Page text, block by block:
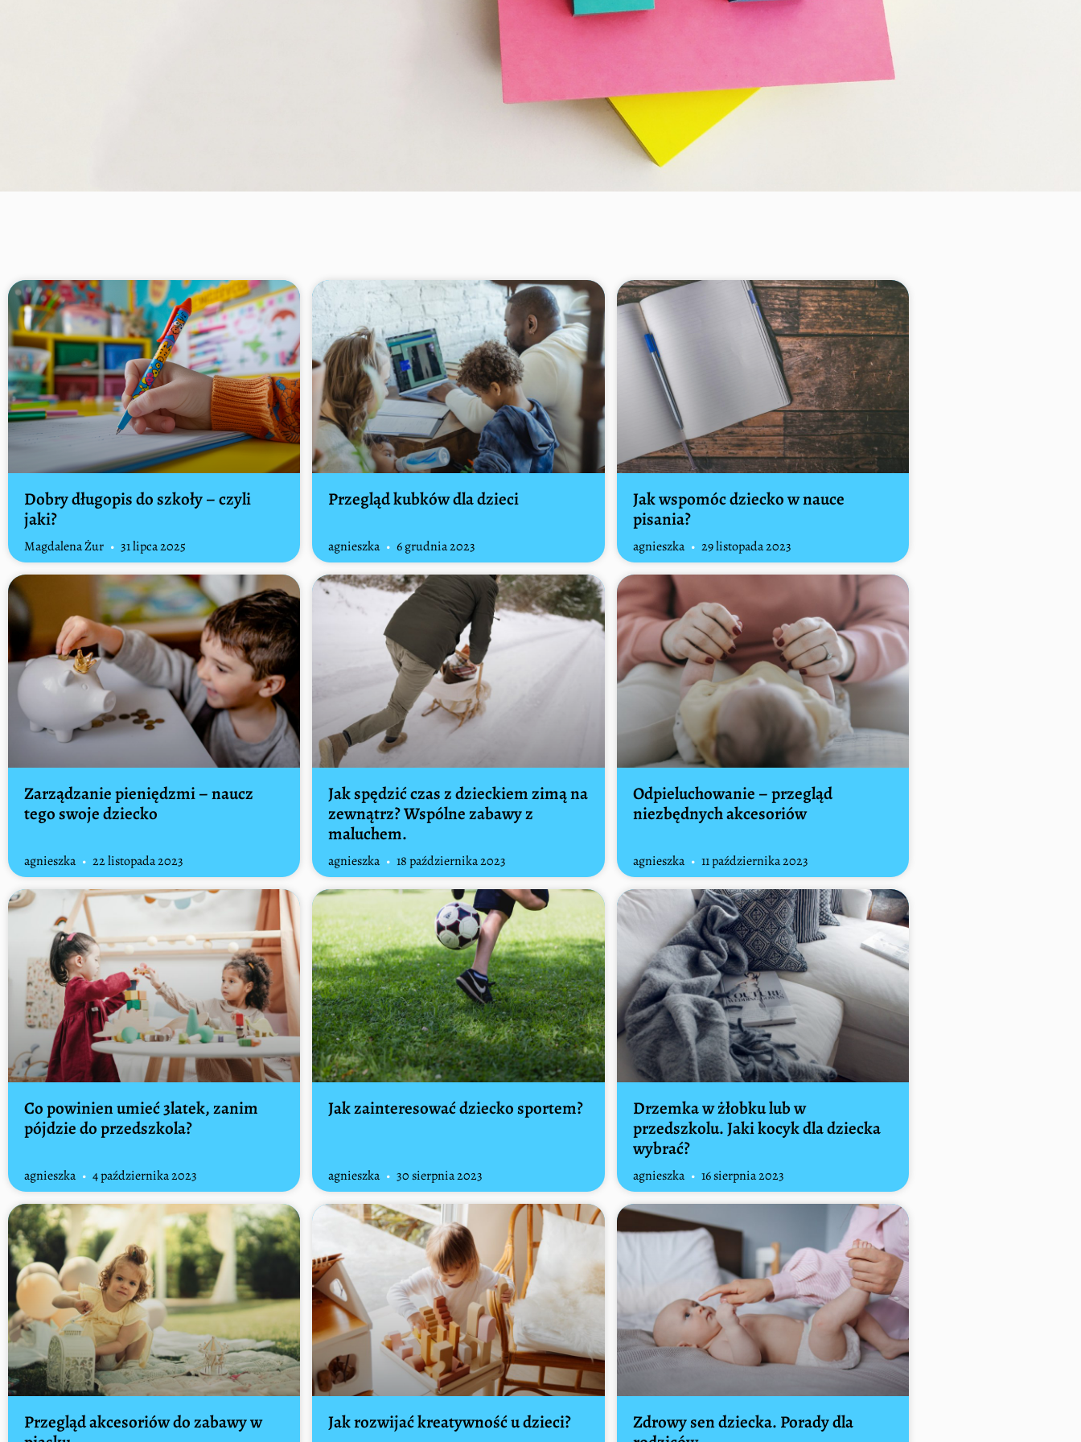
Dobry długopis do szkoły – czyli
jaki?
Magdalena Żur 31 lipca 2025
Przegląd kubków dla dzieci
agnieszka 6 grudnia 2023
Jak wspomóc dziecko w nauce
pisania?
agnieszka 29 listopada 2023
Zarządzanie pieniędzmi – naucz
tego swoje dziecko
agnieszka 22 listopada 2023
Jak spędzić czas z dzieckiem zimą na
zewnątrz? Wspólne zabawy z
maluchem.
agnieszka 18 października 2023
Odpieluchowanie – przegląd
niezbędnych akcesoriów
agnieszka 11 października 2023
Co powinien umieć 3latek, zanim
pójdzie do przedszkola?
agnieszka 4 października 2023
Jak zainteresować dziecko sportem?
agnieszka 30 sierpnia 2023
Drzemka w żłobku lub w
przedszkolu. Jaki kocyk dla dziecka
wybrać?
agnieszka 16 sierpnia 2023
Przegląd akcesoriów do zabawy w
Jak rozwijać kreatywność u dzieci?
Zdrowy sen dziecka. Porady dla